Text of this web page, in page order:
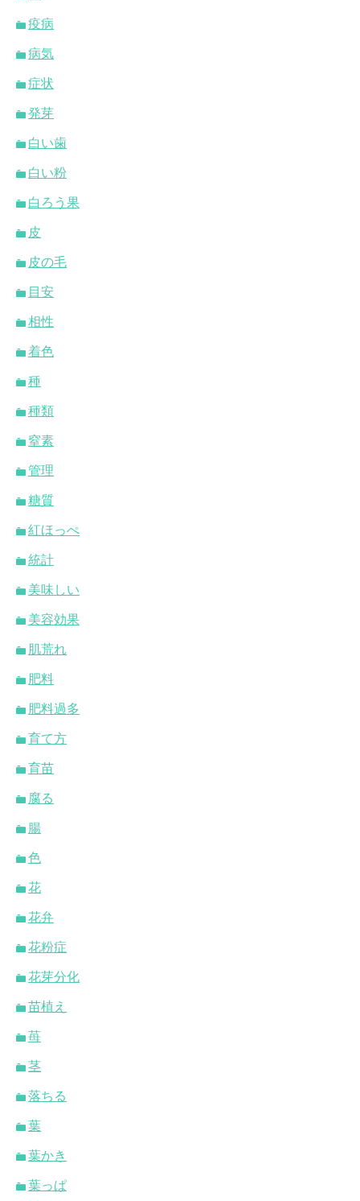
疫病
病気
症状
発芽
白い歯
白い粉
白ろう果
皮
皮の毛
目安
相性
着色
種
種類
窒素
管理
糖質
紅ほっぺ
統計
美味しい
美容効果
肌荒れ
肥料
肥料過多
育て方
育苗
腐る
腸
色
花
花弁
花粉症
花芽分化
苗植え
苺
茎
落ちる
葉
葉かき
葉っぱ